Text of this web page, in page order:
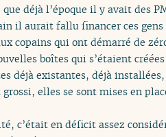
déjà l’époque il y avait des
il aurait fallu financer ces
copains qui ont démarré de
boîtes qui s’étaient
déjà existantes, déjà
elles se sont mises en
c’était en déficit assez